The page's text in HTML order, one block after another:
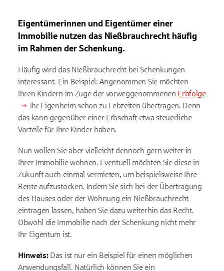
Eigentümerinnen und Eigentümer einer
Immobilie nutzen das Nießbrauchrecht häufig
im Rahmen der Schenkung.
Häufig wird das Nießbrauchrecht bei Schenkungen
interessant. Ein Beispiel: Angenommen Sie möchten
Ihren Kindern im Zuge der vorweggenommenen Erbfolge
Ihr Eigenheim schon zu Lebzeiten übertragen. Denn
das kann gegenüber einer Erbschaft etwa steuerliche
Vorteile für Ihre Kinder haben.
Nun wollen Sie aber vielleicht dennoch gern weiter in
Ihrer Immobilie wohnen. Eventuell möchten Sie diese in
Zukunft auch einmal vermieten, um beispielsweise Ihre
Rente aufzustocken. Indem Sie sich bei der Übertragung
des Hauses oder der Wohnung ein Nießbrauchrecht
eintragen lassen, haben Sie dazu weiterhin das Recht.
Obwohl die Immobilie nach der Schenkung nicht mehr
Ihr Eigentum ist.
Hinweis:Das ist nur ein Beispiel für einen möglichen
Anwendungsfall. Natürlich können Sie ein